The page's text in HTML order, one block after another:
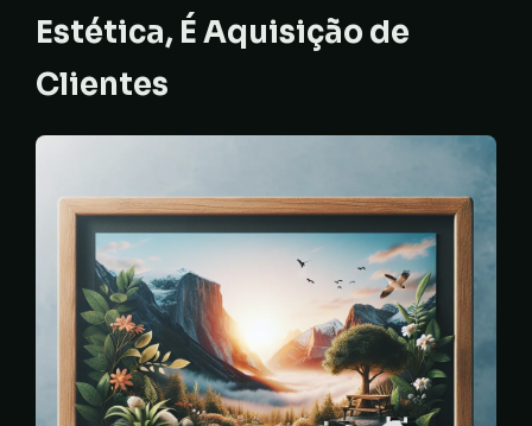
Estética, É Aquisição de
Clientes